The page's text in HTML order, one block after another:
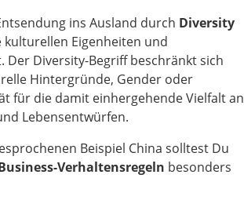
ins Ausland durch Diversity
kulturellen Eigenheiten und
Diversity-Begriff beschränkt sich
Hintergründe, Gender oder
für die damit einhergehende Vielfalt an
Lebensentwürfen.
Beispiel China solltest Du
Verhaltensregeln besonders